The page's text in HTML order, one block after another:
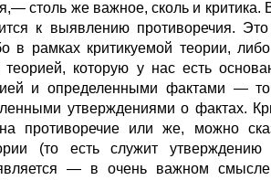
столь же важное, сколь и критика.
к выявлению противоречия.
в рамках критикуемой теории,
которую у нас есть
и определенными фактами —
утверждениями о фактах.
противоречие или же, можно
(то есть служит утверждению
— в очень важном